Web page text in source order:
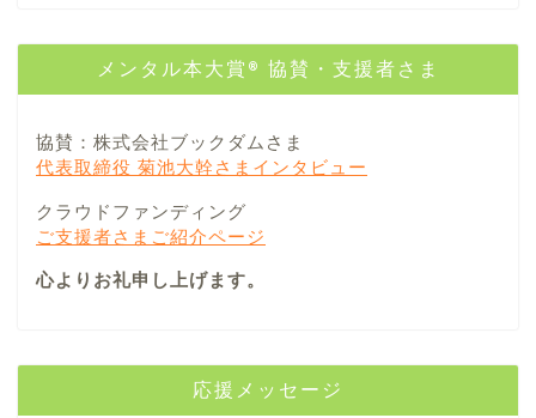
メンタル本大賞® 協賛・支援者さま
協賛：株式会社ブックダムさま
代表取締役 菊池大幹さまインタビュー
クラウドファンディング
ご支援者さまご紹介ページ
心よりお礼申し上げます。
応援メッセージ